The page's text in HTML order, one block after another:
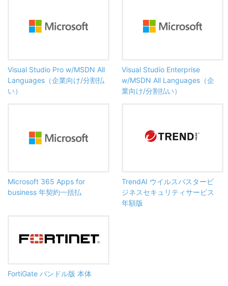
Visual Studio Pro w/MSDN All
Languages（企業向け/分割払
い）
Visual Studio Enterprise
w/MSDN All Languages（企
業向け/分割払い）
Microsoft 365 Apps for
business 年契約一括払
TrendAI ウイルスバスタービ
ジネスセキュリティサービス
年額版
FortiGate バンドル版 本体